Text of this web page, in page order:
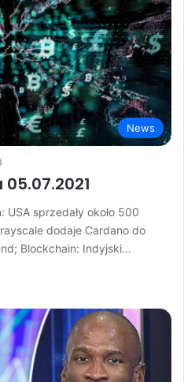
News
sprzedały około 500
dodaje Cardano do
Blockchain: Indyjski…